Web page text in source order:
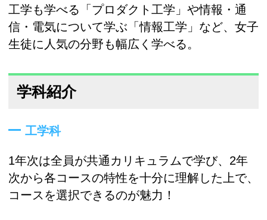
工学も学べる「プロダクト工学」や情報・通
信・電気について学ぶ「情報工学」など、女子
生徒に人気の分野も幅広く学べる。
学科紹介
工学科
1年次は全員が共通カリキュラムで学び、2年
次から各コースの特性を十分に理解した上で、
コースを選択できるのが魅力！